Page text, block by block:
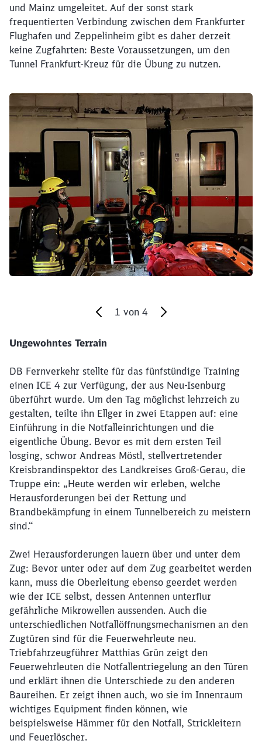
und Mainz umgeleitet. Auf der sonst stark
frequentierten Verbindung zwischen dem Frankfurter
Flughafen und Zeppelinheim gibt es daher derzeit
keine Zugfahrten: Beste Voraussetzungen, um den
Tunnel Frankfurt-Kreuz für die Übung zu nutzen.
Klicken, um den folgenden Slider zu überspringen
1 von 4
Ende des Sliders
Ungewohntes Terrain
DB Fernverkehr stellte für das fünfstündige Training
einen ICE 4 zur Verfügung, der aus Neu-Isenburg
überführt wurde. Um den Tag möglichst lehrreich zu
gestalten, teilte ihn Ellger in zwei Etappen auf: eine
Einführung in die Notfalleinrichtungen und die
eigentliche Übung. Bevor es mit dem ersten Teil
losging, schwor Andreas Möstl, stellvertretender
Kreisbrandinspektor des Landkreises Groß-Gerau, die
Truppe ein: „Heute werden wir erleben, welche
Herausforderungen bei der Rettung und
Brandbekämpfung in einem Tunnelbereich zu meistern
sind.“
Zwei Herausforderungen lauern über und unter dem
Zug: Bevor unter oder auf dem Zug gearbeitet werden
kann, muss die Oberleitung ebenso geerdet werden
wie der ICE selbst, dessen Antennen unterflur
gefährliche Mikrowellen aussenden. Auch die
unterschiedlichen Notfallöffnungsmechanismen an den
Zugtüren sind für die Feuerwehrleute neu.
Triebfahrzeugführer Matthias Grün zeigt den
Feuerwehrleuten die Notfallentriegelung an den Türen
und erklärt ihnen die Unterschiede zu den anderen
Baureihen. Er zeigt ihnen auch, wo sie im Innenraum
wichtiges Equipment finden können, wie
beispielsweise Hämmer für den Notfall, Strickleitern
und Feuerlöscher.
Schließen
Möchten Sie zu weitergeleitet
werden?
Abbrechen Weiter